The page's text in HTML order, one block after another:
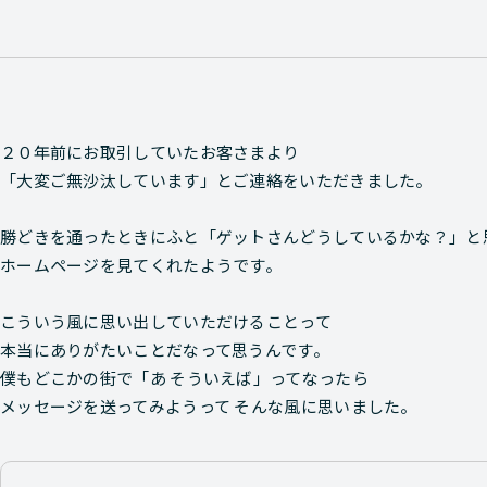
２０年前にお取引していたお客さまより
「大変ご無沙汰しています」とご連絡をいただきました。
勝どきを通ったときにふと「ゲットさんどうしているかな？」と
ホームページを見てくれたようです。
こういう風に思い出していただけることって
本当にありがたいことだなって思うんです。
僕もどこかの街で「あ そういえば」ってなったら
メッセージを送ってみようって そんな風に思いました。